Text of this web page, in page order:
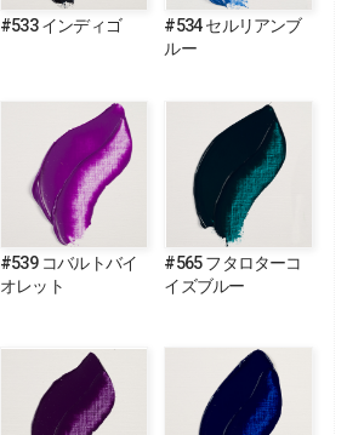
#533 インディゴ
#534 セルリアンブ
ルー
#539 コバルトバイ
オレット
#565 フタロターコ
イズブルー